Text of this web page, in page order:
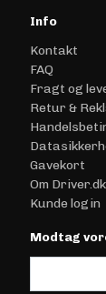
Info
Kontakt
FAQ
Fragt og
Retur &
Gavekort
Om Driver.dk
Kunde login
Modtag